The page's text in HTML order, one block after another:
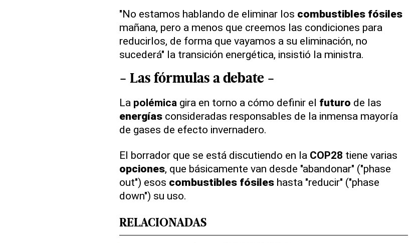
"No estamos hablando de eliminar los combustibles fósiles
mañana, pero a menos que creemos las condiciones para
reducirlos, de forma que vayamos a su eliminación, no
sucederá" la transición energética, insistió la ministra.
- Las fórmulas a debate -
La polémicagira en torno a cómo definir el futuro de las
energíasconsideradas responsables de la inmensa mayoría
de gases de efecto invernadero.
El borrador que se está discutiendo en la COP28 tiene varias
opciones, que básicamente van desde "abandonar" ("phase
out") esos combustibles fósileshasta "reducir" ("phase
down") su uso.
RELACIONADAS